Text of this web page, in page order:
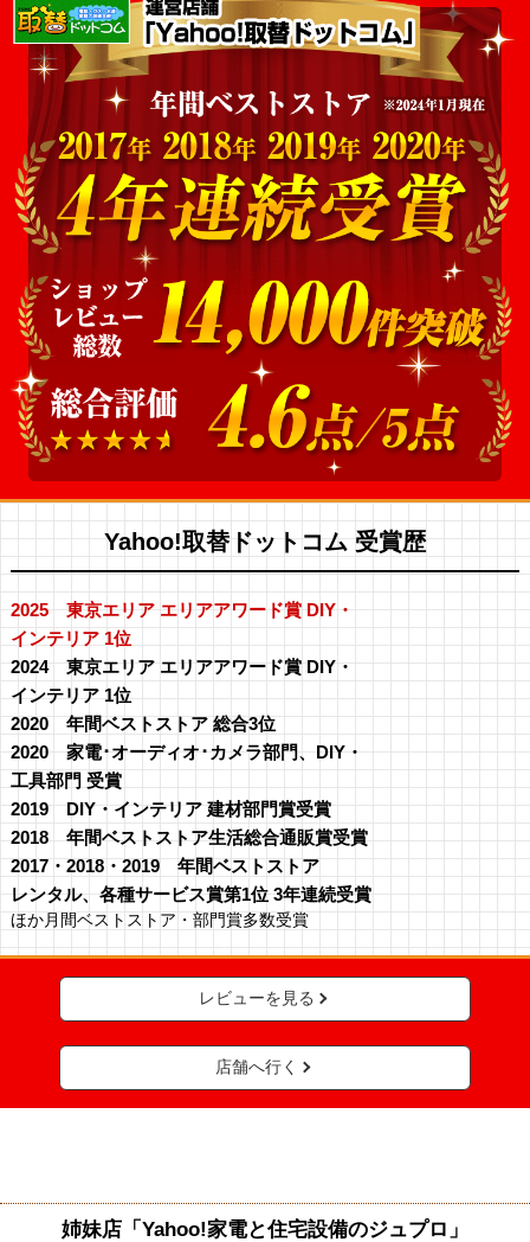
Yahoo!取替ドットコム 受賞歴
2025 東京エリア エリアアワード賞 DIY・
インテリア 1位
2024 東京エリア エリアアワード賞 DIY・
インテリア 1位
2020 年間ベストストア 総合3位
2020 家電･オーディオ･カメラ部門、DIY・
工具部門 受賞
2019 DIY・インテリア 建材部門賞受賞
2018 年間ベストストア生活総合通販賞受賞
2017・2018・2019 年間ベストストア
レンタル、各種サービス賞第1位 3年連続受賞
ほか月間ベストストア・部門賞多数受賞
レビューを見る
店舗へ行く
姉妹店「Yahoo!家電と住宅設備のジュプロ」